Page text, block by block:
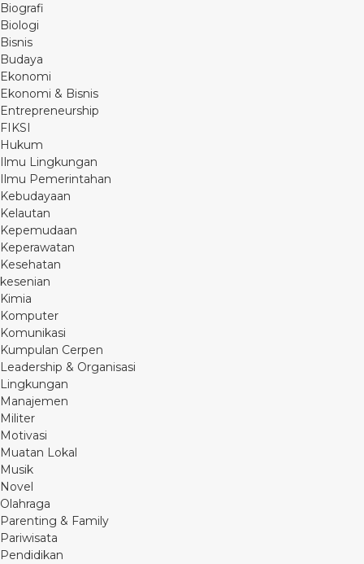
Biografi
Biologi
Bisnis
Budaya
Ekonomi
Ekonomi & Bisnis
Entrepreneurship
FIKSI
Hukum
Ilmu Lingkungan
Ilmu Pemerintahan
Kebudayaan
Kelautan
Kepemudaan
Keperawatan
Kesehatan
kesenian
Kimia
Komputer
Komunikasi
Kumpulan Cerpen
Leadership & Organisasi
Lingkungan
Manajemen
Militer
Motivasi
Muatan Lokal
Musik
Novel
Olahraga
Parenting & Family
Pariwisata
Pendidikan